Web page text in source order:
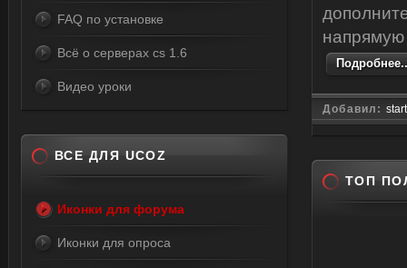
напрямую
Добавил:
ТОП
FAQ по установке
Всё о серверах cs 1.6
Видео уроки
ВСЕ ДЛЯ UCOZ
Иконки для форума
Иконки для опроса